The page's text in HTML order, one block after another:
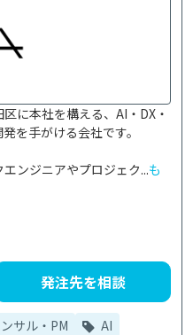
に本社を構える、AI・DX・
を手がける会社です。
ンジニアやプロジェク...も
発注先を相談
サル・PM AI